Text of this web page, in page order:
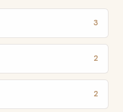
3
2
2